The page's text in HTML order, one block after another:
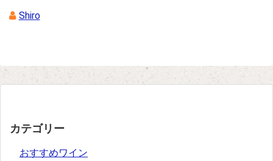
Shiro
カテゴリー
おすすめワイン